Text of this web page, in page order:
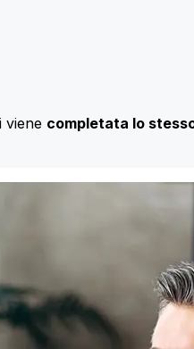
viene completata lo